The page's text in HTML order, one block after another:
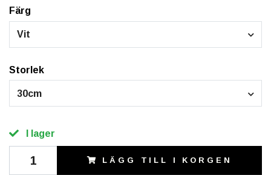
Färg
Vit
Storlek
30cm
I lager
LÄGG TILL I KORGEN